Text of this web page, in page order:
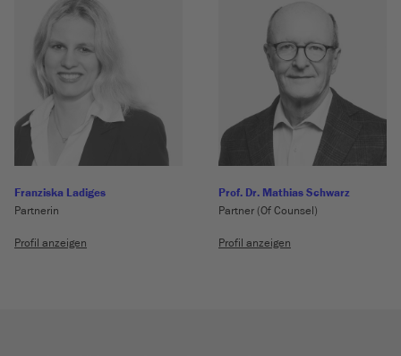
Franziska Ladiges
Partnerin
Profil anzeigen
Prof. Dr. Mathias Schwarz
Partner (Of Counsel)
Profil anzeigen